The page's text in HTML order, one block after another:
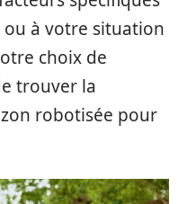
à votre situation
choix de
trouver la
robotisée pour